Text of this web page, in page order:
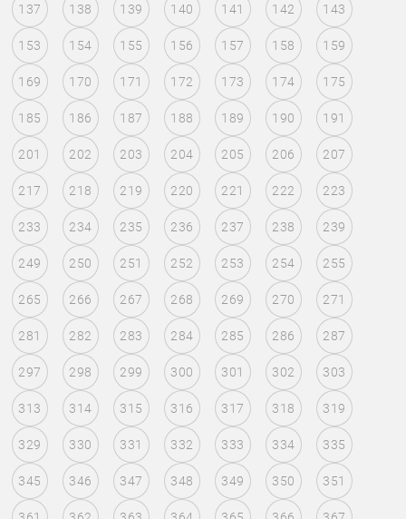
137 138 139 140 141 142 143
153 154 155 156 157 158 159
169 170 171 172 173 174 175
185 186 187 188 189 190 191
201 202 203 204 205 206 207
217 218 219 220 221 222 223
233 234 235 236 237 238 239
249 250 251 252 253 254 255
265 266 267 268 269 270 271
281 282 283 284 285 286 287
297 298 299 300 301 302 303
313 314 315 316 317 318 319
329 330 331 332 333 334 335
345 346 347 348 349 350 351